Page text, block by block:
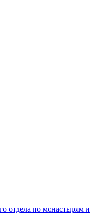
отдела по монастырям и